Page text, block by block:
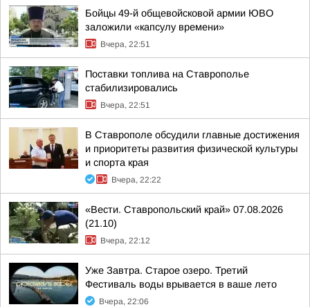
Бойцы 49-й общевойсковой армии ЮВО
заложили «капсулу времени»
Вчера, 22:51
Поставки топлива на Ставрополье
стабилизировались
Вчера, 22:51
В Ставрополе обсудили главные достижения
и приоритеты развития физической культуры
и спорта края
Вчера, 22:22
«Вести. Ставропольский край» 07.08.2026
(21.10)
Вчера, 22:12
Уже Завтра. Старое озеро. Третий
Фестиваль воды врывается в ваше лето
Вчера, 22:06